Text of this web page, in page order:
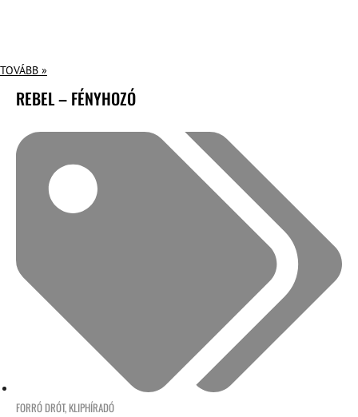
TOVÁBB »
REBEL – FÉNYHOZÓ
FORRÓ DRÓT, KLIPHÍRADÓ